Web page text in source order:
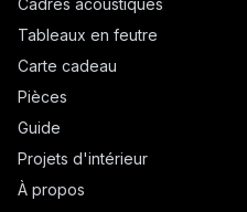
Cadres acoustiques
Tableaux en feutre
Carte cadeau
Pièces
Guide
Projets d'intérieur
À propos